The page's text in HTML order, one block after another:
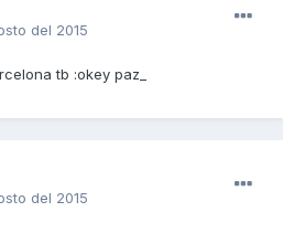
del 2015
tb :okey paz_
del 2015